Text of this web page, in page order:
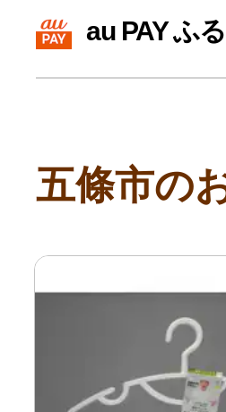
ふるさと納税
給与所得者
副業・パ
個人事業
個人事業
au PAY ふ
五條市の